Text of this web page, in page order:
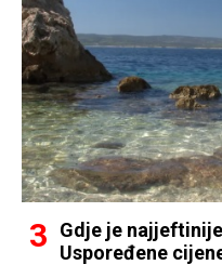
Gdje je
Uspoređene